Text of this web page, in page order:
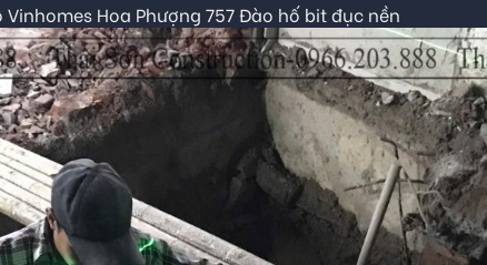
Vinhomes Hoa Phượng 757 Đào hố bit đục nền